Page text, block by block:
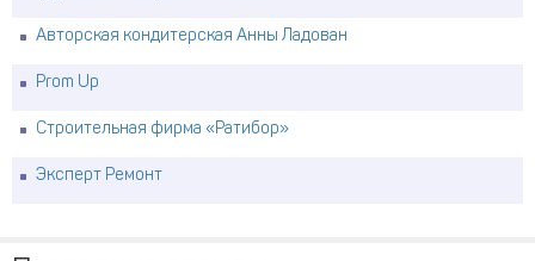
Авторская кондитерская Анны Ладован
Prom Up
Строительная фирма «Ратибор»
Эксперт Ремонт